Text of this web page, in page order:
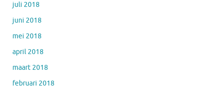
juli 2018
juni 2018
mei 2018
april 2018
maart 2018
februari 2018